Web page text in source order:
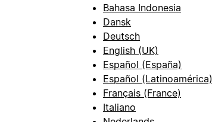
Bahasa Indonesia
Dansk
Deutsch
English (UK)
Español (España)
Español (Latinoamérica)
Français (France)
Italiano